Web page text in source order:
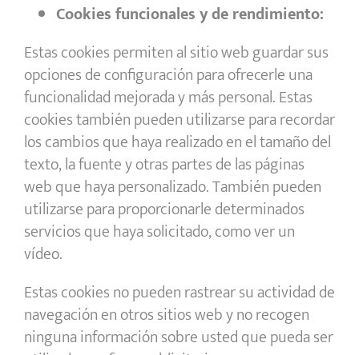
Cookies funcionales y de rendimiento:
Estas cookies permiten al sitio web guardar sus
opciones de configuración para ofrecerle una
funcionalidad mejorada y más personal. Estas
cookies también pueden utilizarse para recordar
los cambios que haya realizado en el tamaño del
texto, la fuente y otras partes de las páginas
web que haya personalizado. También pueden
utilizarse para proporcionarle determinados
servicios que haya solicitado, como ver un
vídeo.
Estas cookies no pueden rastrear su actividad de
navegación en otros sitios web y no recogen
ninguna información sobre usted que pueda ser